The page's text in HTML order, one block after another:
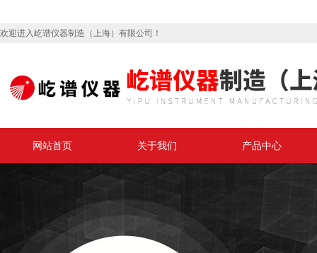
欢迎进入屹谱仪器制造（上海）有限公司！
网站首页 关于我们 产品中心